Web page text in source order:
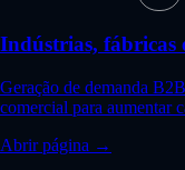
Indústrias, fábricas
Geração de demanda
comercial para aumentar
Abrir página →